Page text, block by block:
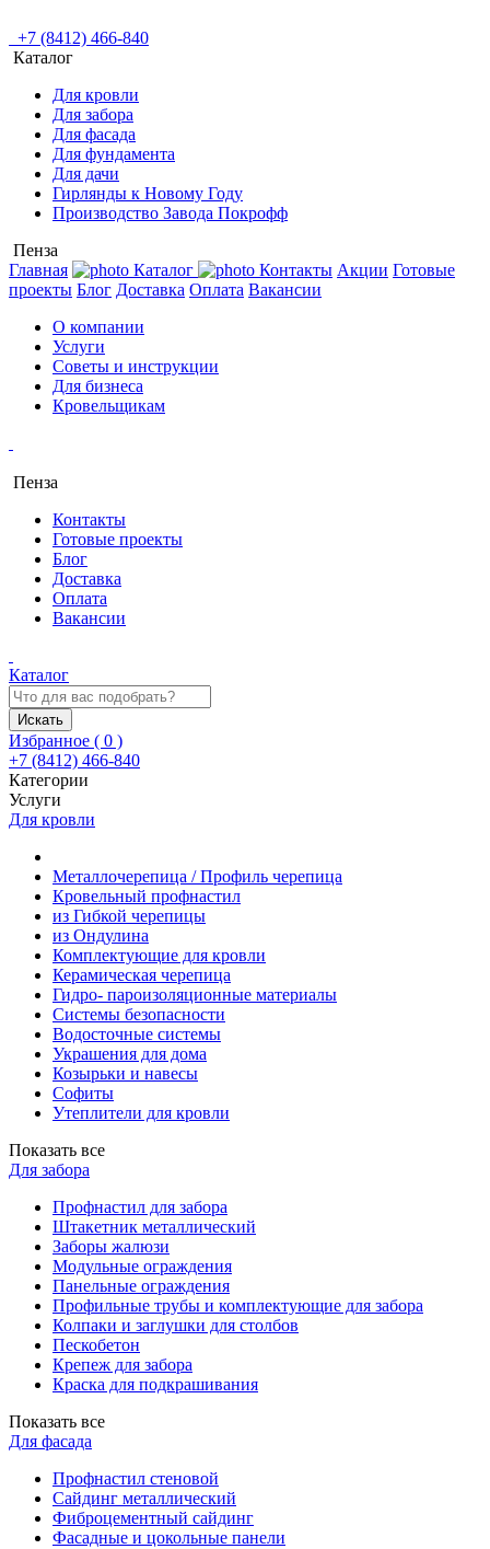
+7 (8412) 466-840
Каталог
Для кровли
Для забора
Для фасада
Для фундамента
Для дачи
Гирлянды к Новому Году
Производство Завода Покрофф
Пенза
Главная
Каталог Контакты Акции Готовые
проекты Блог Доставка Оплата Вакансии
О компании
Услуги
Советы и инструкции
Для бизнеса
Кровельщикам
Пенза
Контакты
Готовые проекты
Блог
Доставка
Оплата
Вакансии
Каталог
Искать
Избранное ( 0 )
+7 (8412) 466-840
Категории
Услуги
Для кровли
Металлочерепица / Профиль черепица
Кровельный профнастил
из Гибкой черепицы
из Ондулина
Комплектующие для кровли
Керамическая черепица
Гидро- пароизоляционные материалы
Системы безопасности
Водосточные системы
Украшения для дома
Козырьки и навесы
Софиты
Утеплители для кровли
Показать все
Для забора
Профнастил для забора
Штакетник металлический
Заборы жалюзи
Модульные ограждения
Панельные ограждения
Профильные трубы и комплектующие для забора
Колпаки и заглушки для столбов
Пескобетон
Крепеж для забора
Краска для подкрашивания
Показать все
Для фасада
Профнастил стеновой
Сайдинг металлический
Фиброцементный сайдинг
Фасадные и цокольные панели